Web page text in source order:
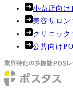
小売店向け
美容サロン
クリニック
公共向け